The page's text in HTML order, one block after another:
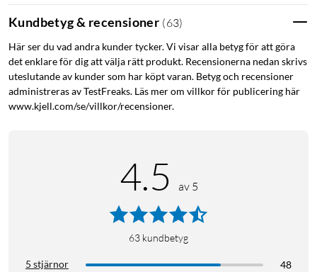
Kundbetyg & recensioner (63)
Här ser du vad andra kunder tycker. Vi visar alla betyg för att göra
det enklare för dig att välja rätt produkt. Recensionerna nedan skrivs
uteslutande av kunder som har köpt varan. Betyg och recensioner
administreras av TestFreaks. Läs mer om villkor för publicering här
www.kjell.com/se/villkor/recensioner.
4.5 av 5
63 kundbetyg
5 stjärnor
48